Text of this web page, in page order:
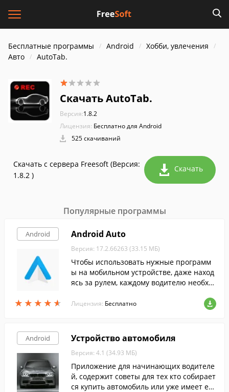
Бесплатные программы Android
Хобби, увлечения
Авто
AutoTab.
Скачать AutoTab.
Версия:1.8.2
Лицензия: Бесплатно для Android
525 скачиваний
Скачать с сервера Freesoft (Версия:
1.8.2 )
Скачать
Популярные программы
Android
★ ★ ★ ★ ★
★ ★ ★ ★ ★
Android Auto
Версия: 17.2.66263 (33.15 МБ)
Чтобы использовать нужные программ
ы на мобильном устройстве, даже наход
ясь за рулем, каждому водителю необхо
Лицензия: Бесплатно
Android Устройство автомобиля
Версия: 4.1 (34.93 МБ)
Приложение для начинающих водителе
й, содержит советы для тех кто собирает
ся купить автомобиль или уже имеет его